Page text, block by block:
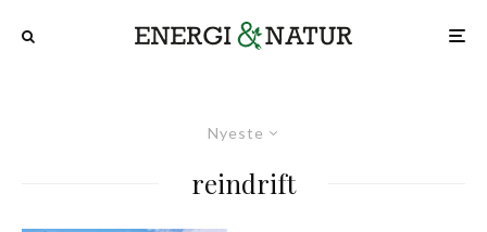
Nyeste
reindrift